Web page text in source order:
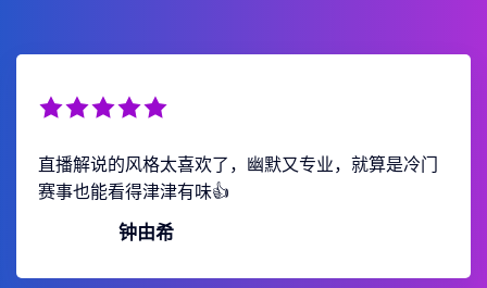
直播解说的风格太喜欢了，幽默又专业，就算是冷门
赛事也能看得津津有味👍
钟由希